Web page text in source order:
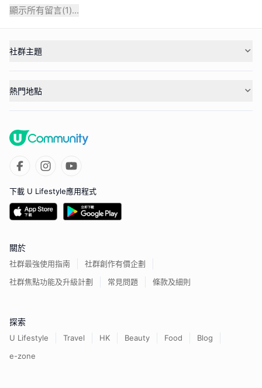
顯示所有留言(1)...
社群主題
熱門地點
下載 U Lifestyle應用程式
關於
社群最強使用指南
社群創作有價企劃
社群焦點功能及升級計劃
常見問題 條款及細則
探索
U Lifestyle Travel HK Beauty Food
Blog
e-zone